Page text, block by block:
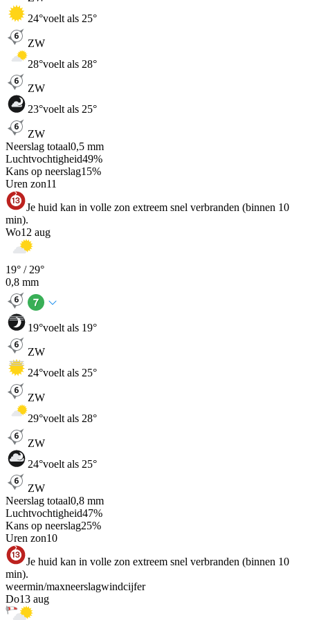
24°voelt als 25°
ZW
28°voelt als 28°
ZW
23°voelt als 25°
ZW
Neerslag totaal0,5 mm
Luchtvochtigheid49%
Kans op neerslag15%
Uren zon11
Je huid kan in volle zon extreem snel verbranden (binnen 10
min).
Wo12 aug
19° / 29°
0,8 mm
19°voelt als 19°
ZW
24°voelt als 25°
ZW
29°voelt als 28°
ZW
24°voelt als 25°
ZW
Neerslag totaal0,8 mm
Luchtvochtigheid47%
Kans op neerslag25%
Uren zon10
Je huid kan in volle zon extreem snel verbranden (binnen 10
min).
weermin/maxneerslagwindcijfer
Do13 aug